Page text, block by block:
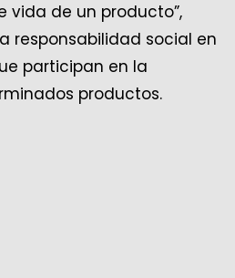
vida de un producto”,
responsabilidad social en
participan en la
productos.